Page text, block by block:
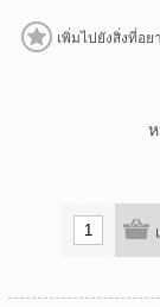
เพิ่มไปยังสิ่งที่อย